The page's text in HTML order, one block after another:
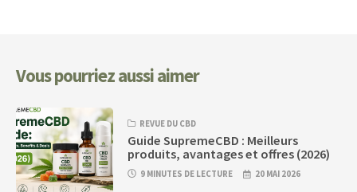
Vous pourriez aussi aimer
REVUE DU CBD
Guide SupremeCBD : Meilleurs
produits, avantages et offres (2026)
9 MINUTES DE LECTURE 20 MAI 2026